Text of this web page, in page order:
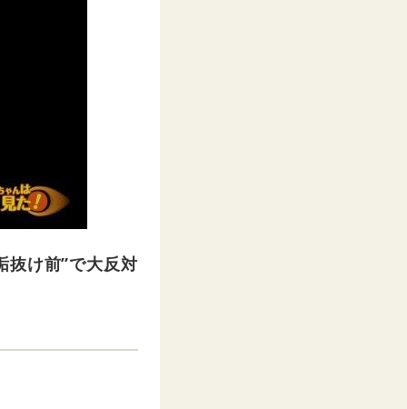
抜け前”で大反対